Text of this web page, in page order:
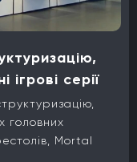
серії
головних
Mortal